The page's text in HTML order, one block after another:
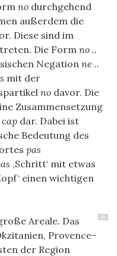
no durchgehend
außerdem die
Diese sind im
Die Formno ..
Negationne ..
mit der
no davor. Die
Zusammensetzung
cap dar. Dabei ist
Bedeutung des
pas
‚Schritt‘ mit etwas
einen wichtigen
19
Areale. Das
Provence-
der Region